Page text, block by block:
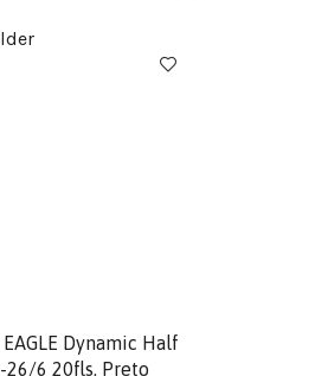
Dynamic Half
6 20fls. Preto